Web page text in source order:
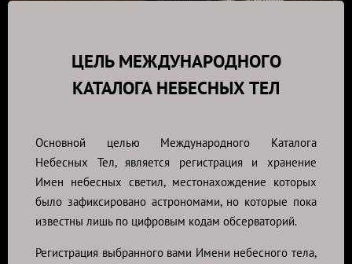
ЦЕЛЬ МЕЖДУНАРОДНОГО
КАТАЛОГА НЕБЕСНЫХ ТЕЛ
Основной целью Международного Каталога
Небесных Тел, является регистрация и хранение
Имен небесных светил, местонахождение которых
было зафиксировано астрономами, но которые пока
известны лишь по цифровым кодам обсерваторий.
Регистрация выбранного вами Имени небесного тела,